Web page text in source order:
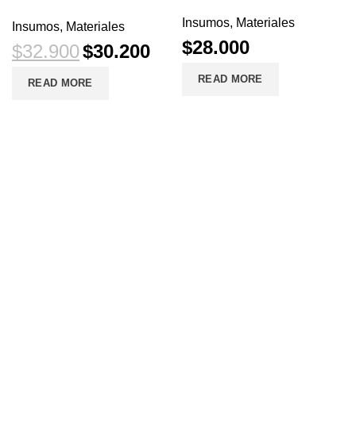
Insumos, Materiales
$32.900$30.200
READ MORE
Insumos, Materiales
$28.000
READ MORE